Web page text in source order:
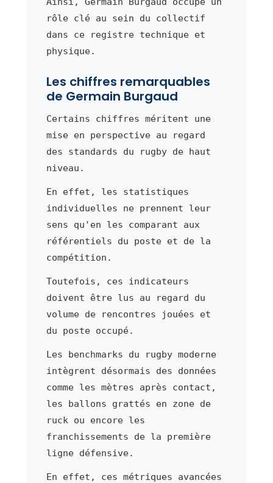
rôle clé au sein du collectif
dans ce registre technique et
physique.
Les chiffres remarquables
de Germain Burgaud
Certains chiffres méritent une
mise en perspective au regard
des standards du rugby de haut
niveau.
En effet, les statistiques
individuelles ne prennent leur
sens qu'en les comparant aux
référentiels du poste et de la
compétition.
Toutefois, ces indicateurs
doivent être lus au regard du
volume de rencontres jouées et
du poste occupé.
Les benchmarks du rugby moderne
intègrent désormais des données
comme les mètres après contact,
les ballons grattés en zone de
ruck ou encore les
franchissements de la première
ligne défensive.
En effet, ces métriques avancées